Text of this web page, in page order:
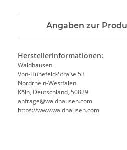
Angaben zur
Herstellerinformationen:
Waldhausen
Von-Hünefeld-Straße 53
Nordrhein-Westfalen
Köln, Deutschland, 50829
anfrage@waldhausen.com
https://www.waldhausen.com